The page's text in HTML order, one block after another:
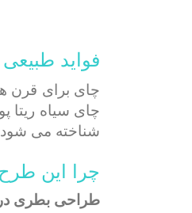
فواید
چای برای قرن
چای سیاه
شناخته می
چرا این
طراحی بطری